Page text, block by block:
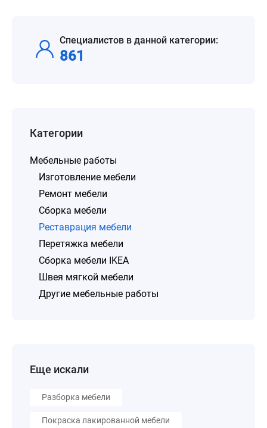
Специалистов в данной категории:
861
Категории
Мебельные работы
Изготовление мебели
Ремонт мебели
Сборка мебели
Реставрация мебели
Перетяжка мебели
Сборка мебели IKEA
Швея мягкой мебели
Другие мебельные работы
Еще искали
Разборка мебели
Покраска лакированной мебели